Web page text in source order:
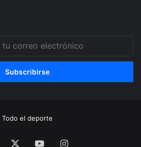
Todo el deporte
Facebook YouTubeInstagram